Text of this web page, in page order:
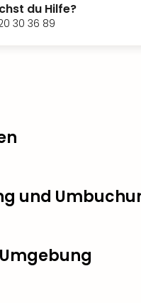
du Hilfe?
30 36 89
und